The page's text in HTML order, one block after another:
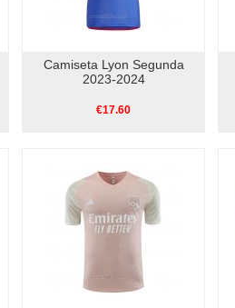
Camiseta Lyon Segunda
2023-2024
€17.60